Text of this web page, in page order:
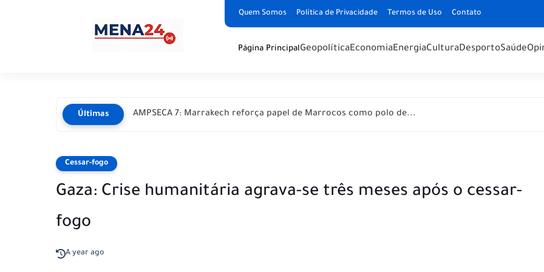
Quem Somos Política de Privacidade Termos de Uso Contato
Página PrincipalGeopolíticaEconomiaEnergiaCulturaDesportoSaúde
Últimas AMPSECA 7: Marrakech reforça papel de Marrocos como polo de...
Cessar-fogo
Gaza: Crise humanitária agrava-se três meses após o cessar-
fogo
A year ago